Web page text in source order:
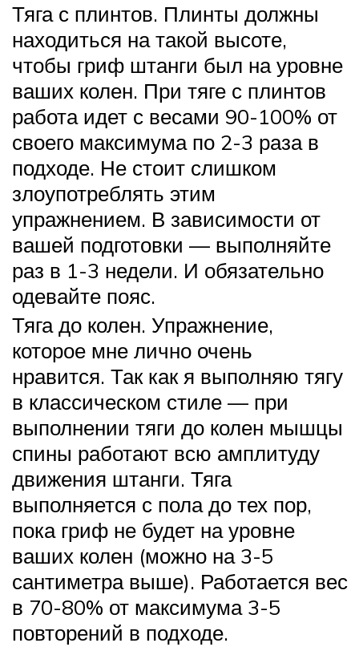
Тяга с плинтов. Плинты должны
находиться на такой высоте,
чтобы гриф штанги был на уровне
ваших колен. При тяге с плинтов
работа идет с весами 90-100% от
своего максимума по 2-3 раза в
подходе. Не стоит слишком
злоупотреблять этим
упражнением. В зависимости от
вашей подготовки — выполняйте
раз в 1-3 недели. И обязательно
одевайте пояс.
Тяга до колен. Упражнение,
которое мне лично очень
нравится. Так как я выполняю тягу
в классическом стиле — при
выполнении тяги до колен мышцы
спины работают всю амплитуду
движения штанги. Тяга
выполняется с пола до тех пор,
пока гриф не будет на уровне
ваших колен (можно на 3-5
сантиметра выше). Работается вес
в 70-80% от максимума 3-5
повторений в подходе.